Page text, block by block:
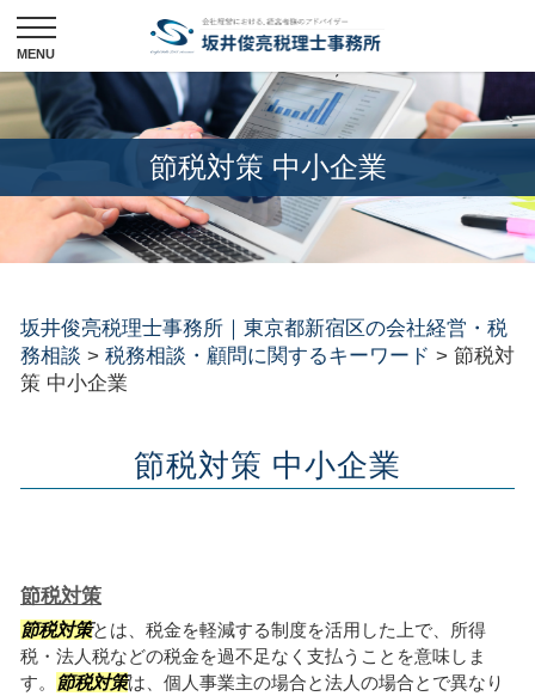
節税対策 中小企業
坂井俊亮税理士事務所｜東京都新宿区の会社経営・税
務相談 > 税務相談・顧問に関するキーワード > 節税対
策 中小企業
節税対策 中小企業
節税対策
節税対策とは、税金を軽減する制度を活用した上で、所得
税・法人税などの税金を過不足なく支払うことを意味しま
す。
節税対策は、個人事業主の場合と法人の場合とで異なり